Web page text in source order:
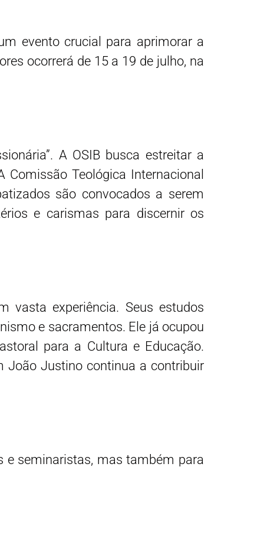
evento crucial para aprimorar a
ocorrerá de 15 a 19 de julho, na
A OSIB busca estreitar a
Teológica Internacional
são convocados a serem
e carismas para discernir os
vasta experiência. Seus estudos
e sacramentos. Ele já ocupou
para a Cultura e Educação.
João Justino continua a contribuir
e seminaristas, mas também para